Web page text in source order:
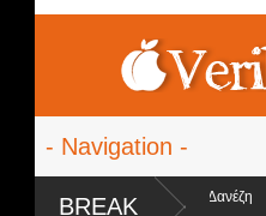
BREAK
από την ομάδα της Σοφίας Δανέζη